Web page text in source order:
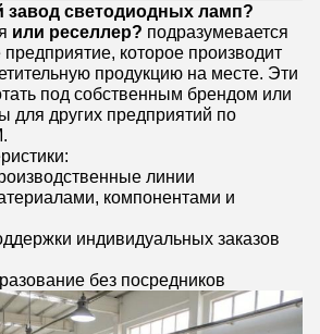
завод светодиодных ламп?
или реселлер? подразумевается
которое производит
продукцию на месте. Эти
под собственным брендом или
для других предприятий по
линии
компонентами и
индивидуальных заказов
без посредников